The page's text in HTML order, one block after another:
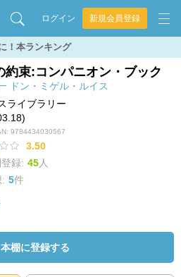
ログイン 新規会員登録
！本ランキング
約束:コンパニオン・ブック
ドン・ミゲル・ルイス
ライブラリー
9784434030567
3.50
録: 45人
: 5件
本棚に登録する